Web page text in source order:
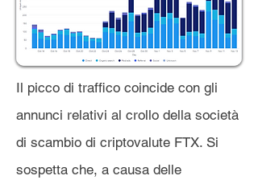
Il picco di traffico coincide con gli
annunci relativi al crollo della società
di scambio di criptovalute FTX. Si
sospetta che, a causa delle